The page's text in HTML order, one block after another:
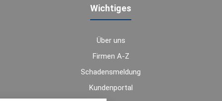
Wichtiges
Über uns
Firmen A-Z
Schadensmeldung
Kundenportal